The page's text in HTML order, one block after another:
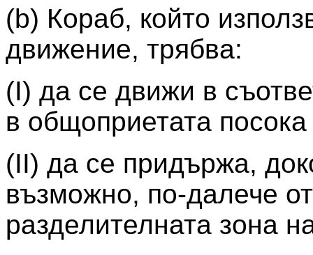
(b) Кораб, който
движение, трябва:
(I) да се движи в
в общоприетата
(II) да се придържа,
възможно, по-далече
разделителната зона